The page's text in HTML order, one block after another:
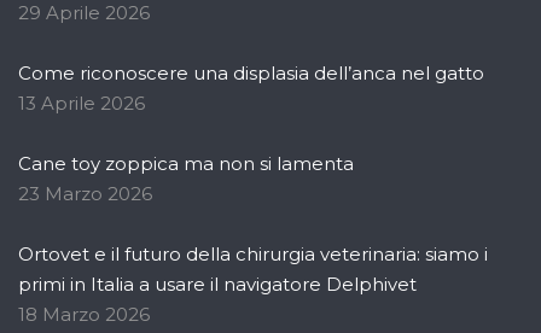
29 Aprile 2026
Come riconoscere una displasia dell’anca nel gatto
13 Aprile 2026
Cane toy zoppica ma non si lamenta
23 Marzo 2026
Ortovet e il futuro della chirurgia veterinaria: siamo i
primi in Italia a usare il navigatore Delphivet
18 Marzo 2026